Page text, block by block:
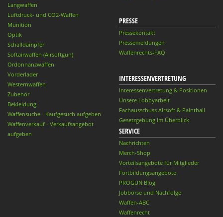
Langwaffen
Luftdruck- und CO2-Waffen
Munition
Optik
Schalldämpfer
Softairwaffen (Airsoftgun)
Ordonnanzwaffen
Vorderlader
Westernwaffen
Zubehör
Bekleidung
Waffensuche - Kaufgesuch aufgeben
Waffenverkauf - Verkaufsangebot
aufgeben
PRESSE
Pressekontakt
Pressemeldungen
Waffenrechts-FAQ
INTERESSENVERTRETUNG
Interessenvertretung & Positionen
Unsere Lobbyarbeit
Fachausschuss Airsoft & Paintball
Gesetzgebung im Überblick
SERVICE
Nachrichten
Merch-Shop
Vorteilsangebote für Mitglieder
Fortbildungsangebote
PROGUN Blog
Jobbörse und Nachfolge
Waffen-ABC
Waffenrecht